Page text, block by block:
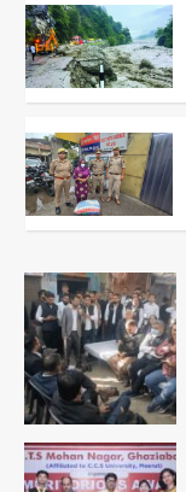
4
5
1
2